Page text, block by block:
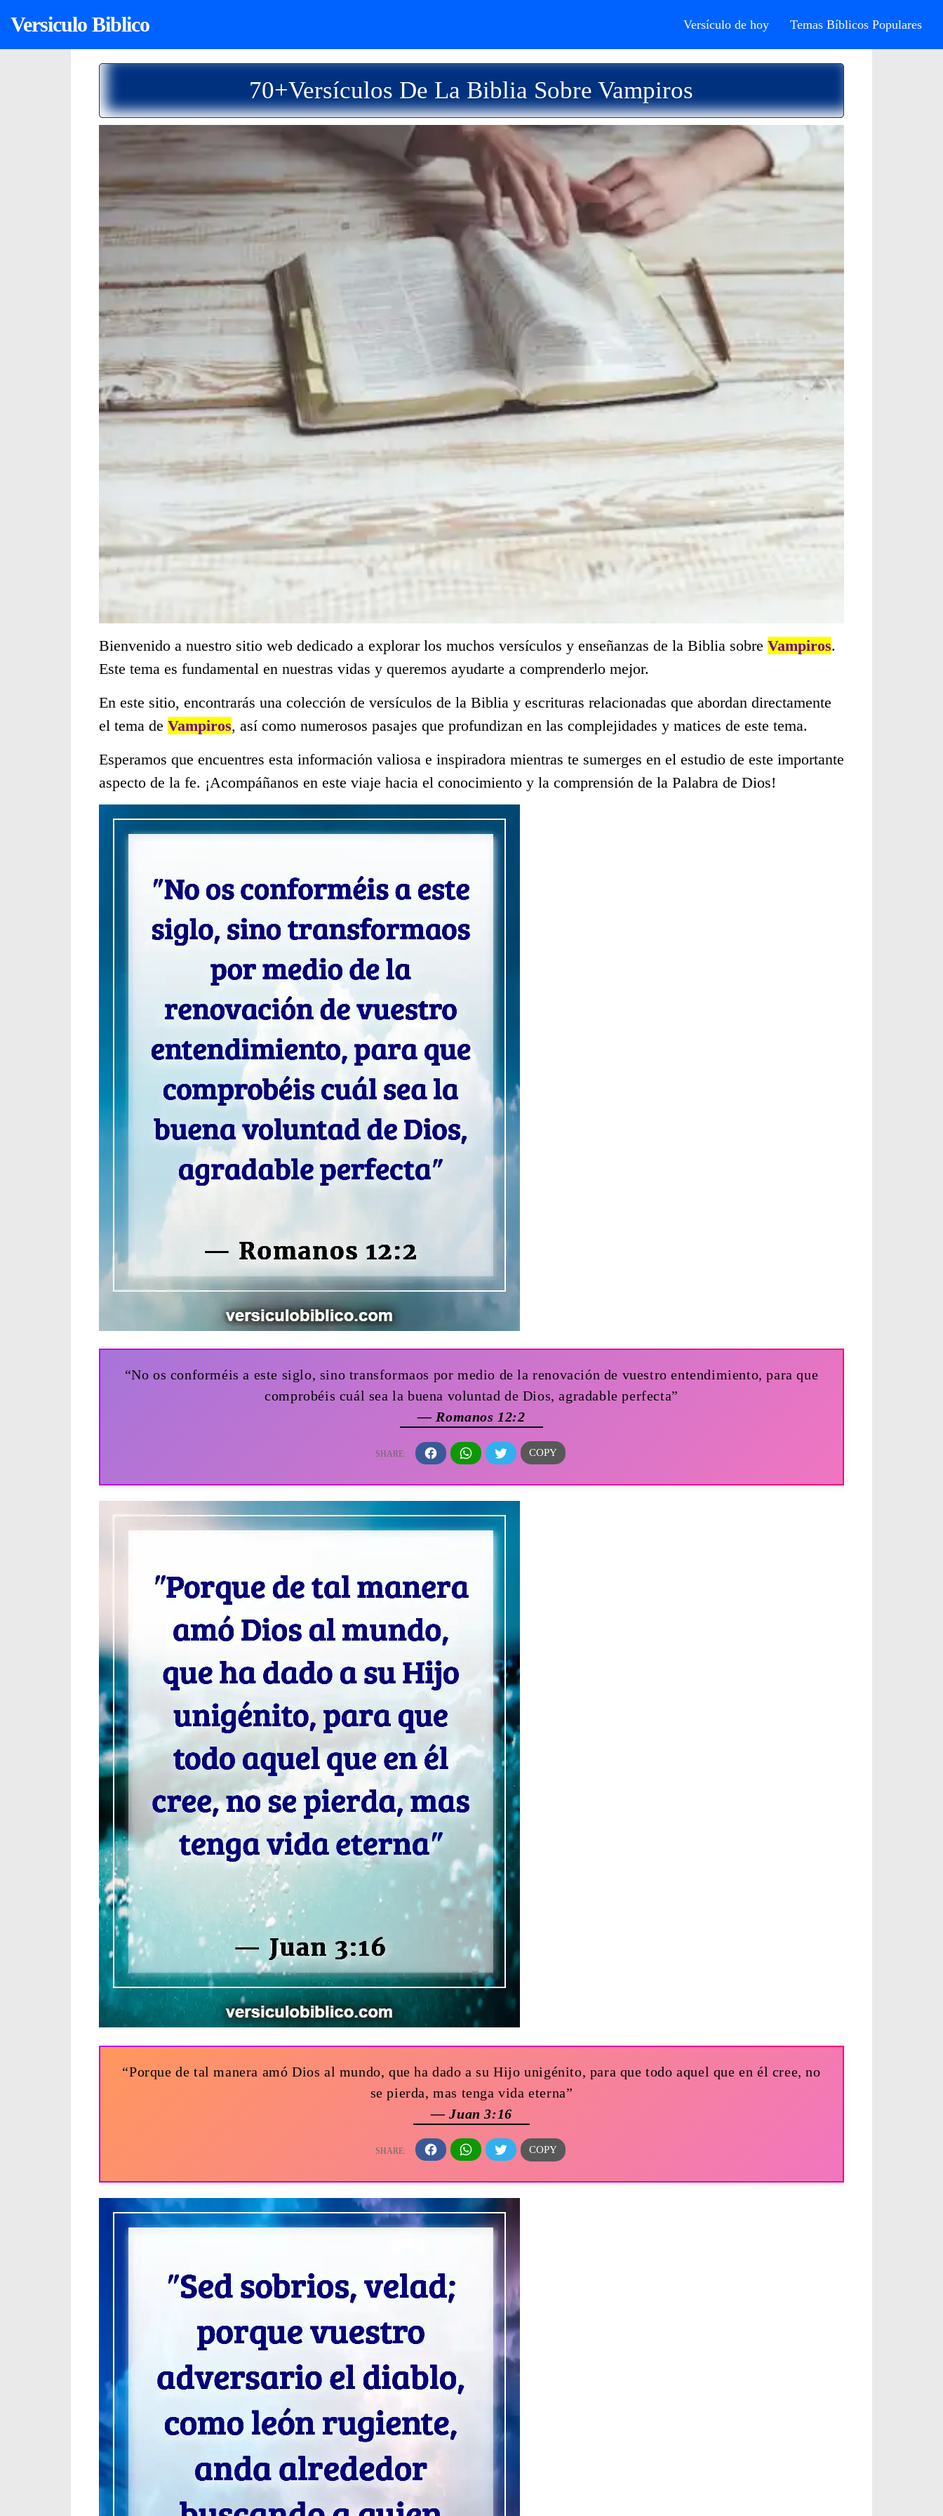
Versiculo Biblico Versículo de hoy Temas Bíblicos Populares
70+Versículos De La Biblia Sobre Vampiros
Bienvenido a nuestro sitio web dedicado a explorar los muchos versículos y enseñanzas de la Biblia sobre Vampiros.
Este tema es fundamental en nuestras vidas y queremos ayudarte a comprenderlo mejor.
En este sitio, encontrarás una colección de versículos de la Biblia y escrituras relacionadas que abordan directamente
el tema de Vampiros, así como numerosos pasajes que profundizan en las complejidades y matices de este tema.
Esperamos que encuentres esta información valiosa e inspiradora mientras te sumerges en el estudio de este importante
aspecto de la fe. ¡Acompáñanos en este viaje hacia el conocimiento y la comprensión de la Palabra de Dios!
“No os conforméis a este siglo, sino transformaos por medio de la renovación de vuestro entendimiento, para que
comprobéis cuál sea la buena voluntad de Dios, agradable perfecta”
— Romanos 12:2
“Porque de tal manera amó Dios al mundo, que ha dado a su Hijo unigénito, para que todo aquel que en él cree, no
se pierda, mas tenga vida eterna”
— Juan 3:16